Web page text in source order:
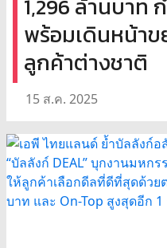
1,296 ล้านบาท
พร้อมเดินหน้า
ลูกค้าต่างชาติ
15 ส.ค. 2025